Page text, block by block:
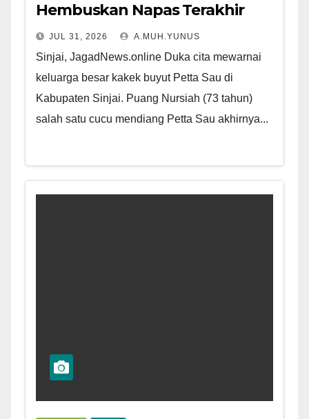
Hembuskan Napas Terakhir
JUL 31, 2026 A.MUH.YUNUS
Sinjai, JagadNews.online Duka cita mewarnai
keluarga besar kakek buyut Petta Sau di
Kabupaten Sinjai. Puang Nursiah (73 tahun)
salah satu cucu mendiang Petta Sau akhirnya...